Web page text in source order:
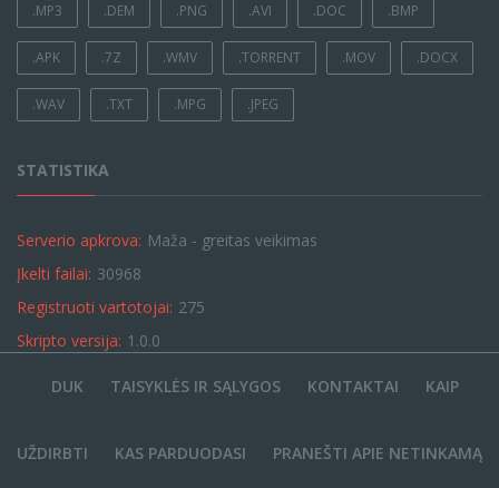
.MP3 .DEM .PNG .AVI .DOC .BMP
.APK .7Z .WMV .TORRENT .MOV .DOCX
.WAV .TXT .MPG .JPEG
STATISTIKA
Serverio apkrova: Maža - greitas veikimas
Įkelti failai: 30968
Registruoti vartotojai: 275
Skripto versija: 1.0.0
DUK TAISYKLĖS IR SĄLYGOS KONTAKTAI KAIP
UŽDIRBTI KAS PARDUODASI PRANEŠTI APIE NETINKAMĄ